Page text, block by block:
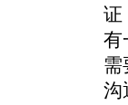
证
有
需
沟